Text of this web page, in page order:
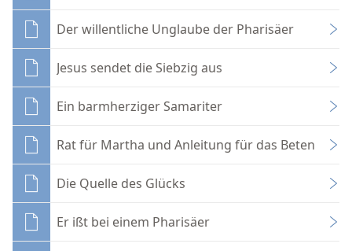
Der willentliche Unglaube der Pharisäer
Jesus sendet die Siebzig aus
Ein barmherziger Samariter
Rat für Martha und Anleitung für das Beten
Die Quelle des Glücks
Er ißt bei einem Pharisäer